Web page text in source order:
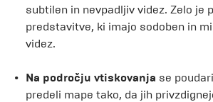
subtilen in nevpadljiv videz. Zelo je
predstavitve, ki imajo sodoben in
videz.
Na področju vtiskovanja se
predeli mape tako, da jih